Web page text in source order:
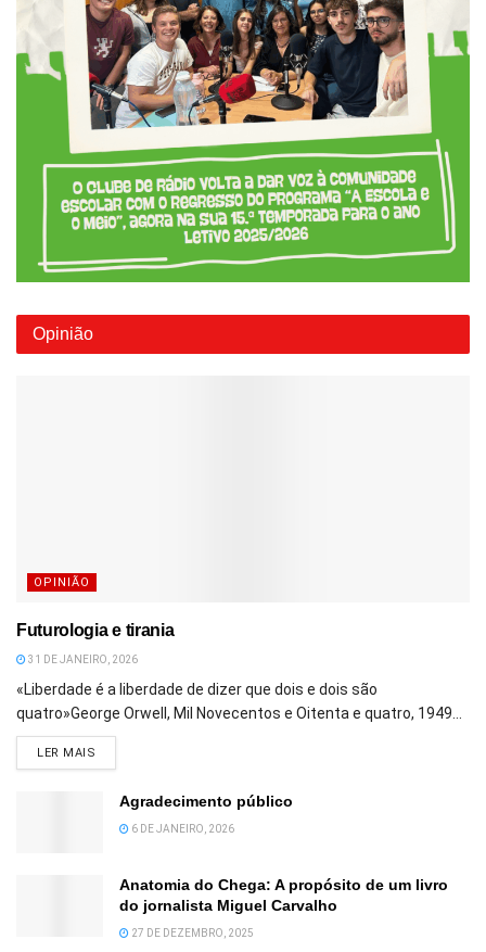
Opinião
OPINIÃO
Futurologia e tirania
31 DE JANEIRO, 2026
«Liberdade é a liberdade de dizer que dois e dois são
quatro»George Orwell, Mil Novecentos e Oitenta e quatro, 1949...
LER MAIS
Agradecimento público
6 DE JANEIRO, 2026
Anatomia do Chega: A propósito de um livro
do jornalista Miguel Carvalho
27 DE DEZEMBRO, 2025